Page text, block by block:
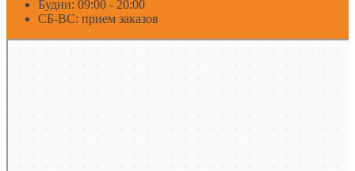
Будни: 09:00 - 20:00
СБ-ВС: прием заказов